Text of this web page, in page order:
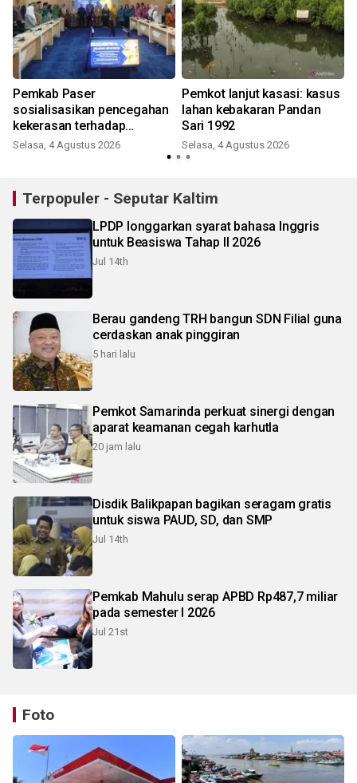
Pemkab Paser
sosialisasikan pencegahan
kekerasan terhadap
perempuan dan anak
Selasa, 4 Agustus 2026
Pemkot lanjut kasasi: kasus
lahan kebakaran Pandan
Sari 1992
Selasa, 4 Agustus 2026
Terpopuler - Seputar Kaltim
LPDP longgarkan syarat bahasa Inggris
untuk Beasiswa Tahap II 2026
Jul 14th
Berau gandeng TRH bangun SDN Filial guna
cerdaskan anak pinggiran
5 hari lalu
Pemkot Samarinda perkuat sinergi dengan
aparat keamanan cegah karhutla
20 jam lalu
Disdik Balikpapan bagikan seragam gratis
untuk siswa PAUD, SD, dan SMP
Jul 14th
Pemkab Mahulu serap APBD Rp487,7 miliar
pada semester I 2026
Jul 21st
Foto